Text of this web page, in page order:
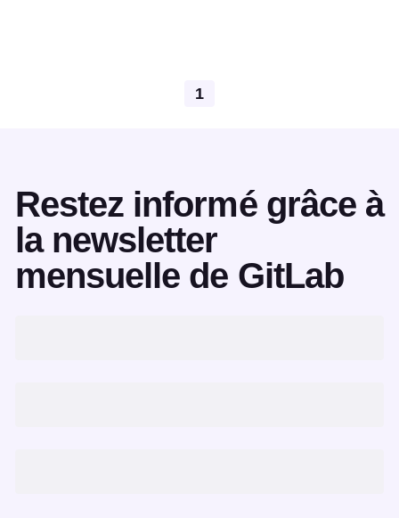
1
Restez informé grâce à
la newsletter
mensuelle de GitLab